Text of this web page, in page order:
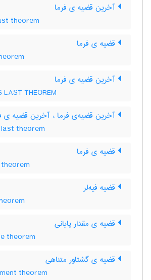
آخرین قضیه ی فرما
theorem
قضیه ی فرما
آخرین قضیه ی فرما
LAST THEOREM
آخرین قضیه‌ی فرما ، آخرین قضیه ی
theorem
قضیه ی فرما
قضیه فیه‌لر
قضیه ی مقدار پایانی
theorem
قضیه ی گشتاور متناهی
theorem